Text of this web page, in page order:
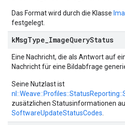
Das Format wird durch die Klasse
festgelegt.
kMsgType ImageQueryStatus
Eine Nachricht, die als Antwort auf
Nachricht für eine Bildabfrage
Seine Nutzlast ist
zusätzlichen Statusinformationen
SoftwareUpdateStatusCodes